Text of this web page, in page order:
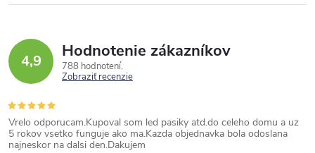
4,9 Hodnotenie zákazníkov
788 hodnotení
Zobraziť recenzie
Vrelo odporucam.Kupoval som led pasiky atd.do celeho domu a uz
5 rokov vsetko funguje ako ma.Kazda objednavka bola odoslana
najneskor na dalsi den.Dakujem